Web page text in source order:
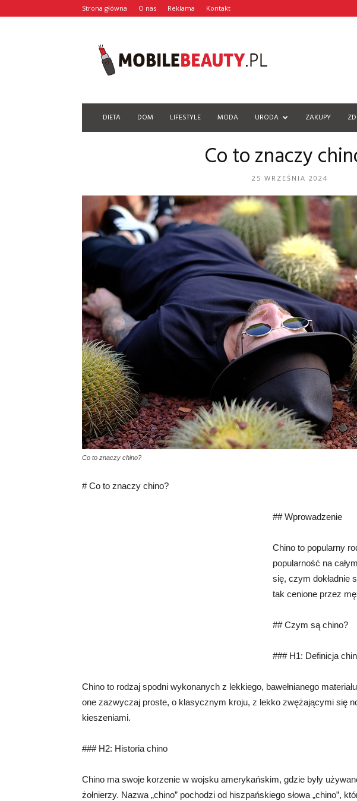
Strona główna O nas Reklama Kontakt
DIETA DOM LIFESTYLE MODA URODA ZAKUPY
Co to znaczy
25 WRZEŚNIA 2024
Co to znaczy chino?
# Co to znaczy chino?
## Wprowadzenie
Chino to popularny
popularność na
się, czym dokładnie
tak cenione przez
## Czym są chino?
### H1: Definicja
Chino to rodzaj spodni wykonanych z lekkiego, bawełnianego
one zazwyczaj proste, o klasycznym kroju, z lekko zwężającymi się
kieszeniami.
### H2: Historia chino
Chino ma swoje korzenie w wojsku amerykańskim, gdzie były
żołnierzy. Nazwa „chino” pochodzi od hiszpańskiego słowa „chino”,